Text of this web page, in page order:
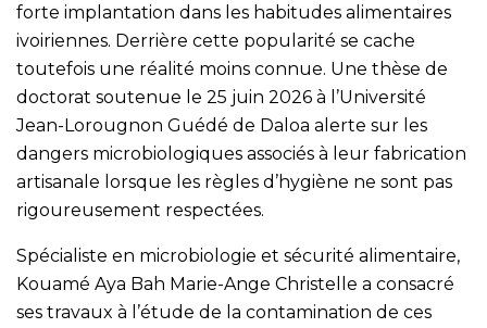
forte implantation dans les habitudes alimentaires
ivoiriennes. Derrière cette popularité se cache
toutefois une réalité moins connue. Une thèse de
doctorat soutenue le 25 juin 2026 à l’Université
Jean-Lorougnon Guédé de Daloa alerte sur les
dangers microbiologiques associés à leur fabrication
artisanale lorsque les règles d’hygiène ne sont pas
rigoureusement respectées.
Spécialiste en microbiologie et sécurité alimentaire,
Kouamé Aya Bah Marie-Ange Christelle a consacré
ses travaux à l’étude de la contamination de ces